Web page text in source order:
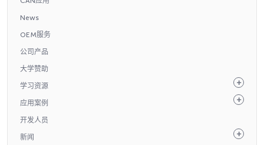
News
OEM服务
公司产品
大学赞助
学习资源
应用案例
开发人员
新闻